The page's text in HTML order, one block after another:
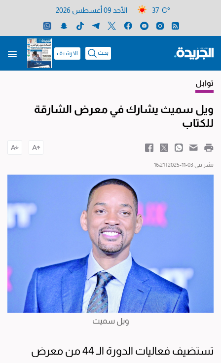
37 C° الأحد 09 أغسطس 2026
بحث الارشيف
توابل
ويل سميث يشارك في معرض الشارقة
للكتاب
نشر في 03-11-2025 | 16:21
ويل سميث
تستضيف فعاليات الدورة الـ 44 من معرض